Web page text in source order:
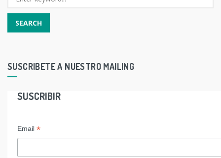
SUSCRIBETE A NUESTRO MAILING
SUSCRIBIR
Email *